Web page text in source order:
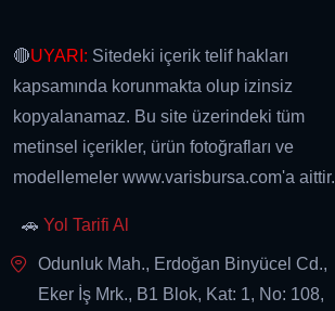
🔴UYARI: Sitedeki içerik telif hakları
kapsamında korunmakta olup izinsiz
kopyalanamaz. Bu site üzerindeki tüm
metinsel içerikler, ürün fotoğrafları ve
modellemeler www.varisbursa.com'a aittir.
🚗 Yol Tarifi Al
Odunluk Mah., Erdoğan Binyücel Cd.,
Eker İş Mrk., B1 Blok, Kat: 1, No: 108,